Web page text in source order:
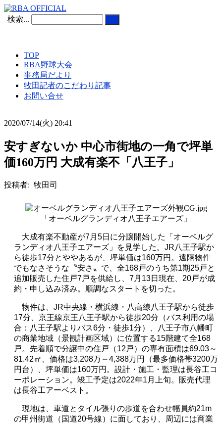
検索...
TOP
RBA野球大会
事務局だより
牧田記者のこだわり記事
お問い合せ
2020/07/14(火) 20:41
安すぎないか 中心市街地の一角で坪単
価160万円 大成有楽不「八王子」
投稿者: 牧田司
「オーベルグランディオ八王子エアーズ」
大成有楽不動産が7月 5日に分譲開始した「オーベルグ
ランディオ八王子エアーズ」を見学した。 JR八王子駅か
ら徒歩17分とややあるが、坪単価は160万円。遠隔物件
でもなさそうな〝安さ〟で、全168戸のうち第1期25戸と
追加販売した住戸7戸を供給し、 7月 13日現在、 20戸が成
約・申し込み済み。順調なスタートを切った。
物件は、 JR中央線・横浜線・八高線八王子駅から徒歩
17分、京王線京王八王子駅から徒歩20分（バス利用の場
合：八王子駅よりバス6分・徒歩1分）、八王子市八幡町
の商業地域（景観計画区域）に位置する15階建て全168
戸。先着順で分譲中の住戸（12 戸）の専有面積は69.03～
81.42㎡、価格は3,208万～4,388万円（最多価格帯3200万
円台）、坪単価は160万円。設計・施工・監理は長谷工コ
ーポレーション。竣工予定は2022年1 月上旬。販売代理
は長谷工アーベスト。
現地は、車道とタイル張りの歩道を合わせ幅員約21m
の甲州街道（国道20号線）に面しており、周辺には商業